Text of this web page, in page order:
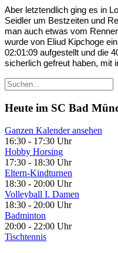
Aber letztendlich ging es in
Seidler um Bestzeiten und
man auch etwas vom
wurde von Eliud Kipchoge
02:01:09 aufgestellt und die
sicherlich gefreut haben, mit
Heute im SC Bad
Ganzen Kalender ansehen
16:30 - 17:30 Uhr
Hobby Horsing
17:30 - 18:30 Uhr
Eltern-Kindturnen
18:30 - 20:00 Uhr
Volleyball I. Damen
18:30 - 20:00 Uhr
Badminton
20:00 - 22:00 Uhr
Tischtennis